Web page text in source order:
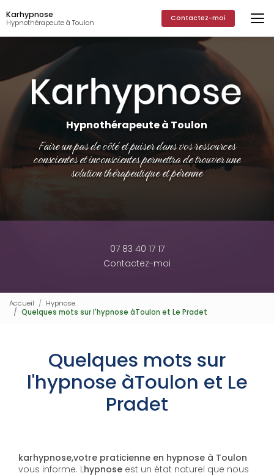
au
contenu
principal
Karhypnose
Hypnothérapeute à Toulon Contactez-moi
Hypnothérapeute à Toulon
Faire un pas de côté et puiser dans vos ressources
conscientes et inconscientes permettra de trouver une
solution thérapeutique et pérenne
07 83 40 17 17
Contactez-moi
Accueil
Hypnose
Quelques mots sur l'hypnose àToulon et Le Pradet
Quelques mots sur
l'hypnose àToulon et Le
Pradet
karhypnose,votre praticienne en hypnose à Toulon
vous informe. Lhypnose est un état naturel que nous